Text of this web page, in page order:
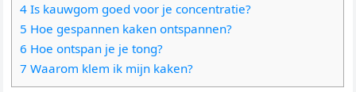
4 Is kauwgom goed voor je concentratie?
5 Hoe gespannen kaken ontspannen?
6 Hoe ontspan je je tong?
7 Waarom klem ik mijn kaken?